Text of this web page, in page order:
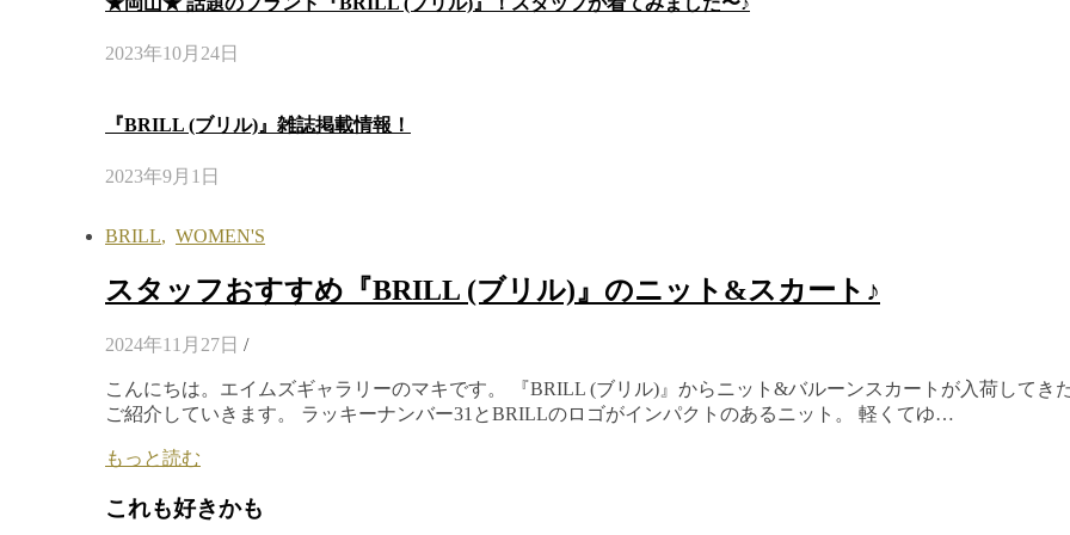
2023年10月24日
『BRILL (ブリル)』雑誌掲載情報！
2023年9月1日
BRILL, WOMEN'S
スタッフおすすめ『BRILL (ブリル)』のニット&スカート♪
2024年11月27日 /
こんにちは。エイムズギャラリーのマキです。 『BRILL (ブリル)』からニット&バルーンスカートが入荷してき
ご紹介していきます。 ラッキーナンバー31とBRILLのロゴがインパクトのあるニット。 軽くてゆ…
もっと読む
これも好きかも